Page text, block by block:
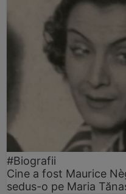
#Biografii
Cine a fost Maurice
sedus-o pe Maria